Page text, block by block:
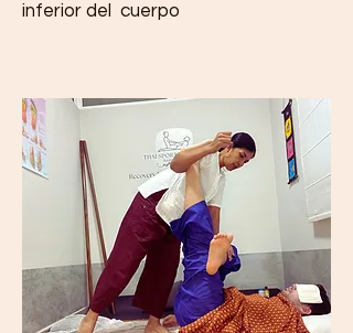
inferior del cuerpo